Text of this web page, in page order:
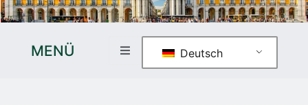
MENÜ Deutsch